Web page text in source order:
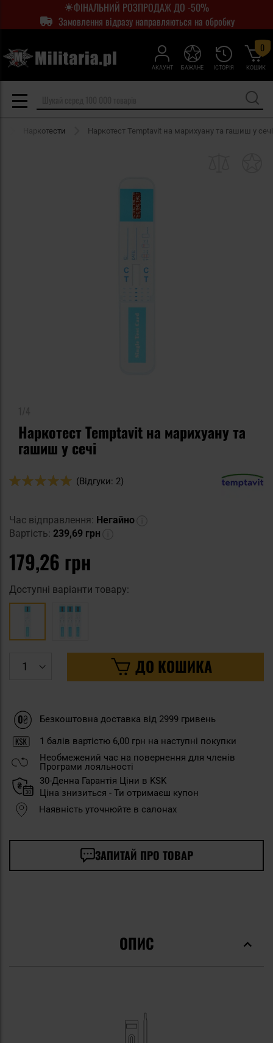
ФІНАЛЬНИЙ РОЗПРОДАЖ ДО -50%
Замовлення відразу направляються на обробку
АКАУНТ ІСТОРІЯ
БАЖАНЕ КОШИК
0
Наркотести Наркотест Temptavit на марихуану та гашиш у сечі
Наркотест Temptavit на марихуану та
гашиш у сечі
Оцінка:
(Відгуки: 2)
Час відправлення: Негайно
Вартість: 239,69 грн
179,26 грн
Доступні варіанти товару:
ДО КОШИКА
Безкоштовна доставка від 2999 гривень
1 балів вартістю 6,00 грн на наступні покупки
Необмежений час на повернення для членів
Програми лояльності
30-Денна Гарантія Ціни в KSK
Ціна знизиться - Ти отримаєш купон
Наявність уточнюйте в салонах
ЗАПИТАЙ ПРО ТОВАР
ОПИС